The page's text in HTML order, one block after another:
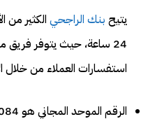
يتيح بنك الراجحي الكثير من
24 ساعة، حيث يتوفر
استفسارات العملاء من خلال